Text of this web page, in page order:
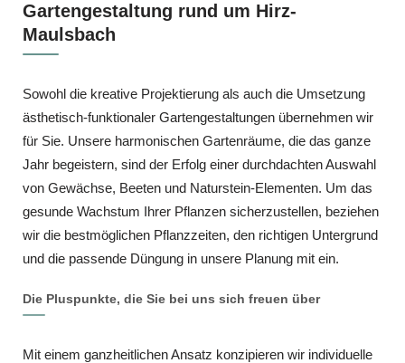
Gartengestaltung rund um Hirz-
Maulsbach
Sowohl die kreative Projektierung als auch die Umsetzung
ästhetisch-funktionaler Gartengestaltungen übernehmen wir
für Sie. Unsere harmonischen Gartenräume, die das ganze
Jahr begeistern, sind der Erfolg einer durchdachten Auswahl
von Gewächse, Beeten und Naturstein-Elementen. Um das
gesunde Wachstum Ihrer Pflanzen sicherzustellen, beziehen
wir die bestmöglichen Pflanzzeiten, den richtigen Untergrund
und die passende Düngung in unsere Planung mit ein.
Die Pluspunkte, die Sie bei uns sich freuen über
Mit einem ganzheitlichen Ansatz konzipieren wir individuelle